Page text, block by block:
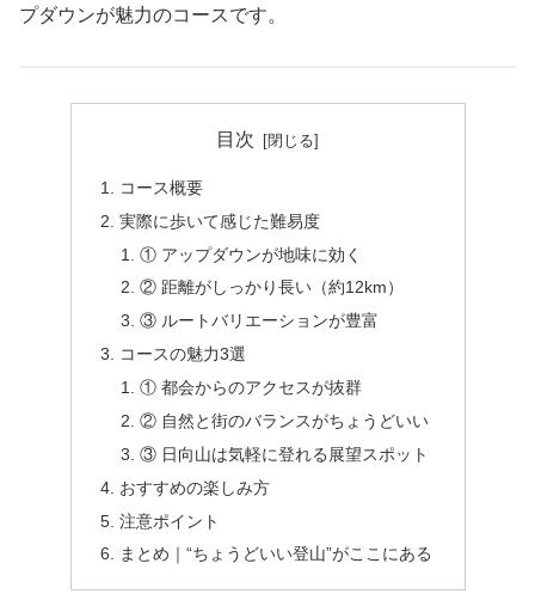
プダウンが魅力のコースです。
目次
コース概要
実際に歩いて感じた難易度
① アップダウンが地味に効く
② 距離がしっかり長い（約12km）
③ ルートバリエーションが豊富
コースの魅力3選
① 都会からのアクセスが抜群
② 自然と街のバランスがちょうどいい
③ 日向山は気軽に登れる展望スポット
おすすめの楽しみ方
注意ポイント
まとめ｜“ちょうどいい登山”がここにある